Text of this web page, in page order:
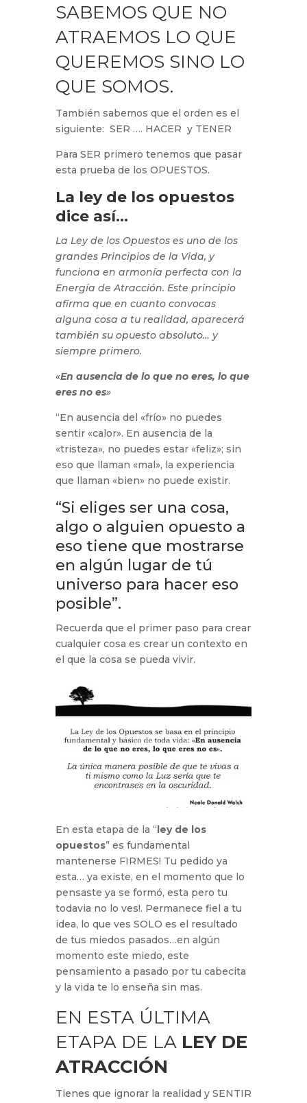
SABEMOS QUE NO
ATRAEMOS LO QUE
QUEREMOS SINO LO
QUE SOMOS.
También sabemos que el orden es el
siguiente: SER …. HACER y TENER
Para SER primero tenemos que pasar
esta prueba de los OPUESTOS.
La ley de los opuestos
dice así…
La Ley de los Opuestos es uno de los
grandes Principios de la Vida, y
funciona en armonía perfecta con la
Energía de Atracción. Este principio
afirma que en cuanto convocas
alguna cosa a tu realidad, aparecerá
también su opuesto absoluto… y
siempre primero.
«En ausencia de lo que no eres, lo que
eres no es»
“En ausencia del «frío» no puedes
sentir «calor». En ausencia de la
«tristeza», no puedes estar «feliz»; sin
eso que llaman «mal», la experiencia
que llaman «bien» no puede existir.
“Si eliges ser una cosa,
algo o alguien opuesto a
eso tiene que mostrarse
en algún lugar de tú
universo para hacer eso
posible”.
Recuerda que el primer paso para crear
cualquier cosa es crear un contexto en
el que la cosa se pueda vivir.
En esta etapa de la “ley de los
opuestos” es fundamental
mantenerse FIRMES! Tu pedido ya
esta… ya existe, en el momento que lo
pensaste ya se formó, esta pero tu
todavia no lo ves!. Permanece fiel a tu
idea, lo que ves SOLO es el resultado
de tus miedos pasados…en algún
momento este miedo, este
pensamiento a pasado por tu cabecita
y la vida te lo enseña sin mas.
EN ESTA ÚLTIMA
ETAPA DE LA LEY DE
ATRACCIÓN
Tienes que ignorar la realidad y SENTIR